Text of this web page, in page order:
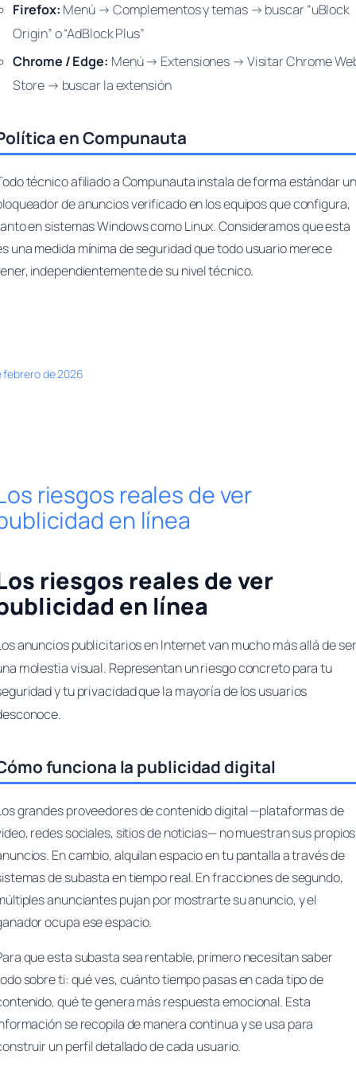
Firefox: Menú → Complementos y temas → buscar “uBlock
Origin” o “AdBlock Plus”
Chrome / Edge: Menú → Extensiones → Visitar Chrome
Store → buscar la extensión
en Compunauta
técnico afiliado a Compunauta instala de forma estándar un
de anuncios verificado en los equipos que configura,
en sistemas Windows como Linux. Consideramos que esta
una medida mínima de seguridad que todo usuario merece
independientemente de su nivel técnico.
febrero de 2026
riesgos reales de ver
en línea
riesgos reales de ver
en línea
anuncios publicitarios en Internet van mucho más allá de ser
molestia visual. Representan un riesgo concreto para tu
y tu privacidad que la mayoría de los usuarios
funciona la publicidad digital
grandes proveedores de contenido digital —plataformas de
redes sociales, sitios de noticias— no muestran sus propios
En cambio, alquilan espacio en tu pantalla a través de
de subasta en tiempo real. En fracciones de segundo,
anunciantes pujan por mostrarte su anuncio, y el
ocupa ese espacio.
que esta subasta sea rentable, primero necesitan saber
sobre ti: qué ves, cuánto tiempo pasas en cada tipo de
qué te genera más respuesta emocional. Esta
se recopila de manera continua y se usa para
un perfil detallado de cada usuario.